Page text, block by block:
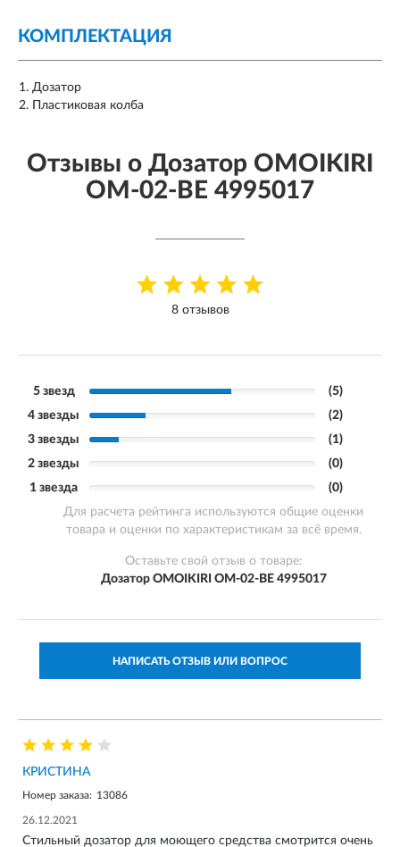
КОМПЛЕКТАЦИЯ
Дозатор
Пластиковая колба
Отзывы о Дозатор OMOIKIRI
OM-02-BE 4995017
8 отзывов
5 звезд
(5)
4 звезды
(2)
3 звезды
(1)
2 звезды
(0)
1 звезда
(0)
Для расчета рейтинга используются общие оценки
товара и оценки по характеристикам за всё время.
Оставьте свой отзыв о товаре:
Дозатор OMOIKIRI OM-02-BE 4995017
НАПИСАТЬ ОТЗЫВ ИЛИ ВОПРОС
КРИСТИНА
Номер заказа: 13086
26.12.2021
Стильный дозатор для моющего средства смотрится очень